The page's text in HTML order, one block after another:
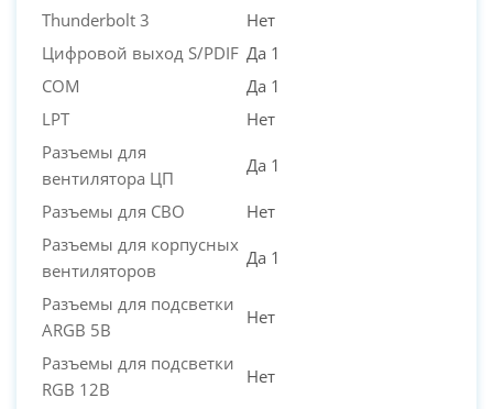
Thunderbolt 3
Нет
Цифровой выход S/PDIF Да 1
COM
Да 1
LPT
Нет
Разъемы для
вентилятора ЦП
Да 1
Разъемы для СВО
Нет
Разъемы для корпусных
вентиляторов
Да 1
Разъемы для подсветки
ARGB 5В
Нет
Разъемы для подсветки
RGB 12В
Нет